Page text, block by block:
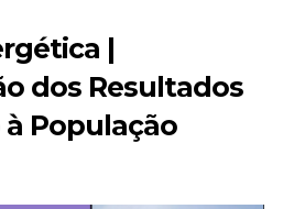
|
dos Resultados
População